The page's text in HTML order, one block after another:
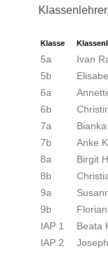
Klasse
5a Ivan
5b
6a
6b
7a
7b
Anke
8a
Birgit
8b
9a
9b
IAP 1
Beata
IAP 2